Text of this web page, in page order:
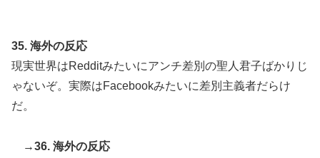
35. 海外の反応
現実世界はRedditみたいにアンチ差別の聖人君子ばかりじ
ゃないぞ。実際はFacebookみたいに差別主義者だらけ
だ。
→36. 海外の反応